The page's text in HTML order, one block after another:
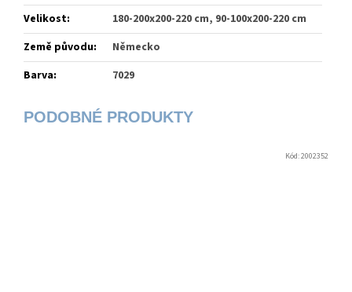
Velikost:
180-200x200-220 cm, 90-100x200-220 cm
Země původu:
Německo
Barva: 7029
Kód:2002352